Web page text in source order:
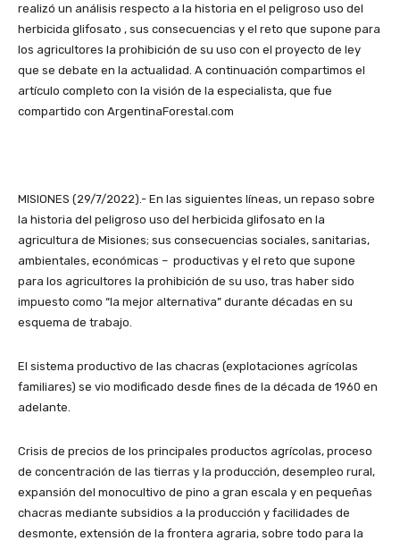
realizó un análisis respecto a la historia en el peligroso uso del
herbicida glifosato , sus consecuencias y el reto que supone para
los agricultores la prohibición de su uso con el proyecto de ley
que se debate en la actualidad. A continuación compartimos el
artículo completo con la visión de la especialista, que fue
compartido con ArgentinaForestal.com
MISIONES (29/7/2022).- En las siguientes líneas, un repaso sobre
la historia del peligroso uso del herbicida glifosato en la
agricultura de Misiones; sus consecuencias sociales, sanitarias,
ambientales, económicas – productivas y el reto que supone
para los agricultores la prohibición de su uso, tras haber sido
impuesto como “la mejor alternativa” durante décadas en su
esquema de trabajo.
El sistema productivo de las chacras (explotaciones agrícolas
familiares) se vio modificado desde fines de la década de 1960 en
adelante.
Crisis de precios de los principales productos agrícolas, proceso
de concentración de las tierras y la producción, desempleo rural,
expansión del monocultivo de pino a gran escala y en pequeñas
chacras mediante subsidios a la producción y facilidades de
desmonte, extensión de la frontera agraria, sobre todo para la